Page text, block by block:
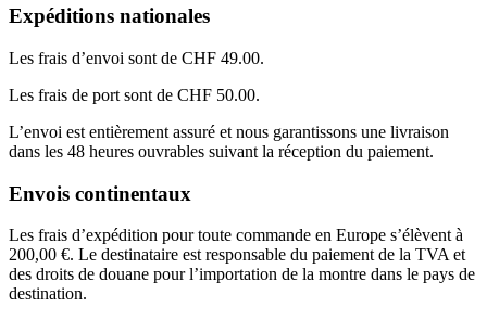
Expéditions nationales
Les frais d’envoi sont de CHF 49.00.
Les frais de port sont de CHF 50.00.
L’envoi est entièrement assuré et nous garantissons une livraison
dans les 48 heures ouvrables suivant la réception du paiement.
Envois continentaux
Les frais d’expédition pour toute commande en Europe s’élèvent à
200,00 €. Le destinataire est responsable du paiement de la TVA et
des droits de douane pour l’importation de la montre dans le pays de
destination.